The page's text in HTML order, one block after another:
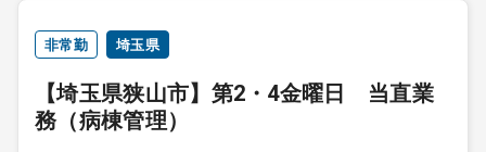
非常勤 埼玉県
【埼玉県狭山市】第2・4金曜日 当直業
務（病棟管理）